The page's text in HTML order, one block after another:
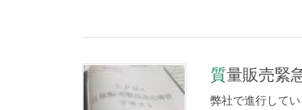
質量販売
弊社で進行して